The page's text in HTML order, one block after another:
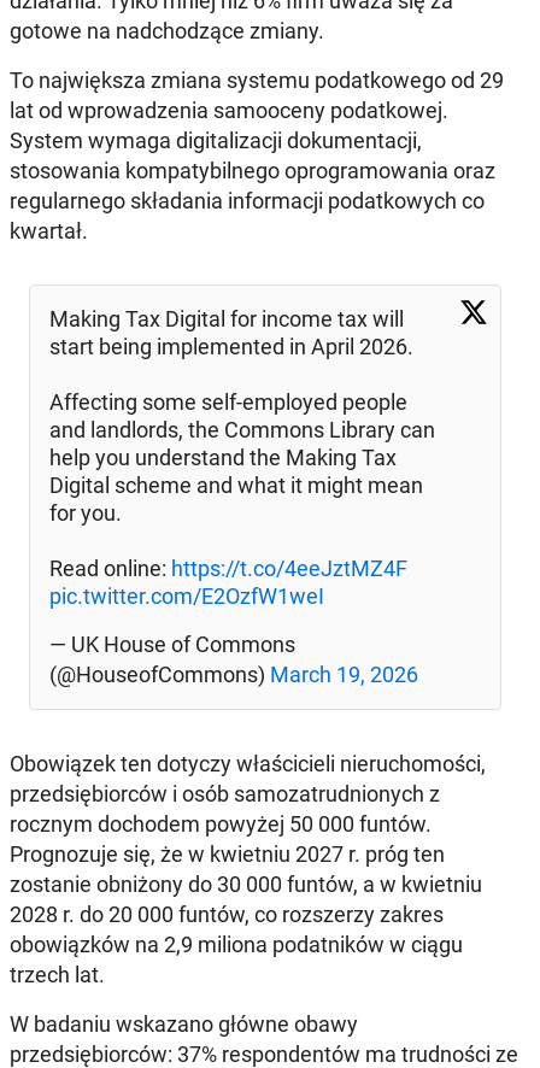
gotowe na nadchodzące zmiany.
To największa zmiana systemu podatkowego od 29
lat od wprowadzenia samooceny podatkowej.
System wymaga digitalizacji dokumentacji,
stosowania kompatybilnego oprogramowania oraz
regularnego składania informacji podatkowych co
kwartał.
Making Tax Digital for income tax will
start being implemented in April 2026.
Affecting some self-employed people
and landlords, the Commons Library can
help you understand the Making Tax
Digital scheme and what it might mean
for you.
Read online: https://t.co/4eeJztMZ4F
pic.twitter.com/E2OzfW1weI
— UK House of Commons
(@HouseofCommons) March 19, 2026
Obowiązek ten dotyczy właścicieli nieruchomości,
przedsiębiorców i osób samozatrudnionych z
rocznym dochodem powyżej 50 000 funtów.
Prognozuje się, że w kwietniu 2027 r. próg ten
zostanie obniżony do 30 000 funtów, a w kwietniu
2028 r. do 20 000 funtów, co rozszerzy zakres
obowiązków na 2,9 miliona podatników w ciągu
trzech lat.
W badaniu wskazano główne obawy
przedsiębiorców: 37% respondentów ma trudności ze